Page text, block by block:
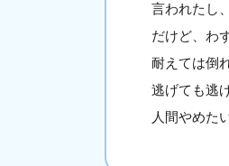
言われたし
だけど、わ
耐えては倒
逃げても逃
人間やめたい